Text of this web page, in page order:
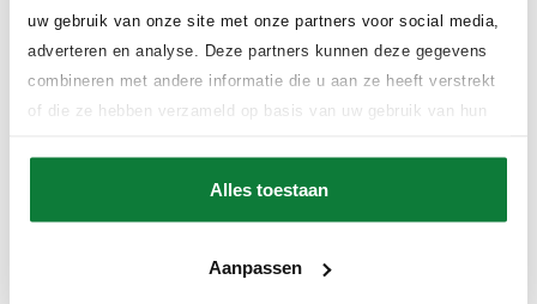
uw gebruik van onze site met onze partners voor social media,
adverteren en analyse. Deze partners kunnen deze gegevens
combineren met andere informatie die u aan ze heeft verstrekt
of die ze hebben verzameld op basis van uw gebruik van hun
Alles toestaan
Aanpassen